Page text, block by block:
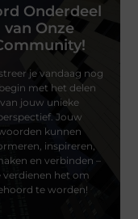
Onderdeel
van Onze
je vandaag nog
met het delen
van jouw unieke
Jouw
kunnen
inspireren,
en verbinden –
verdienen het om
te worden!